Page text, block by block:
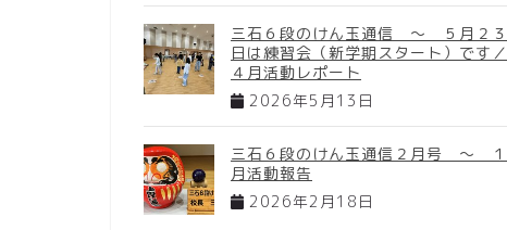
三石６段のけん玉通信 ～ ５月２３
日は練習会（新学期スタート）です／
４月活動レポート
2026年5月13日
三石６段のけん玉通信２月号 ～ １
月活動報告
2026年2月18日